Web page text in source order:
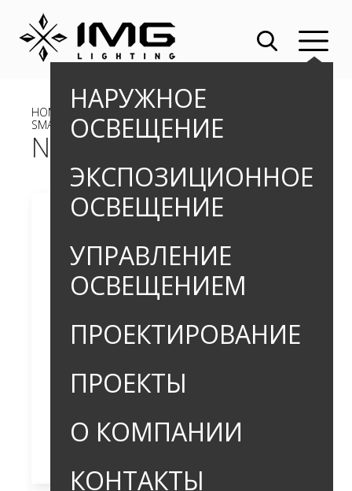
НАРУЖНОЕ
ОСВЕЩЕНИЕ
ЭКСПОЗИЦИОННОЕ
ОСВЕЩЕНИЕ
УПРАВЛЕНИЕ
ОСВЕЩЕНИЕМ
ПРОЕКТИРОВАНИЕ
ПРОЕКТЫ
О КОМПАНИИ
КОНТАКТЫ
HOME » OUTDOOR » УЛИЧНЫЕ СВЕТИЛЬНИКИ
SMART
NOBEL SMART